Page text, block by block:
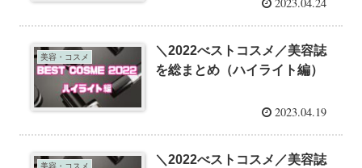
美容・コスメ
＼2022べストコスメ／美容誌
を総まとめ（ハイライト編）
2023.04.19
美容・コスメ
＼2022べストコスメ／美容誌